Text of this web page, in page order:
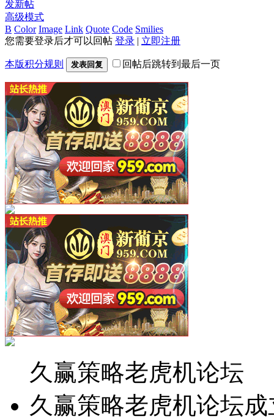
发新帖
高级模式
B Color Image Link Quote Code Smilies
您需要登录后才可以回帖 登录 | 立即注册
本版积分规则 发表回复 回帖后跳转到最后一页
久赢策略老虎机论坛
久赢策略老虎机论坛成